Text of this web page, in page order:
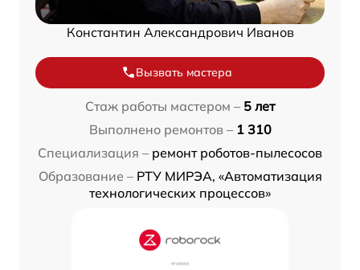
Константин Александрович Иванов
Вызвать мастера
Стаж работы мастером – 5 лет
Выполнено ремонтов – 1 310
Специализация – ремонт роботов-пылесосов
Образование – РТУ МИРЭА, «Автоматизация
технологических процессов»